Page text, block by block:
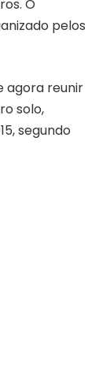
O
pelos
agora reunir
solo,
segundo